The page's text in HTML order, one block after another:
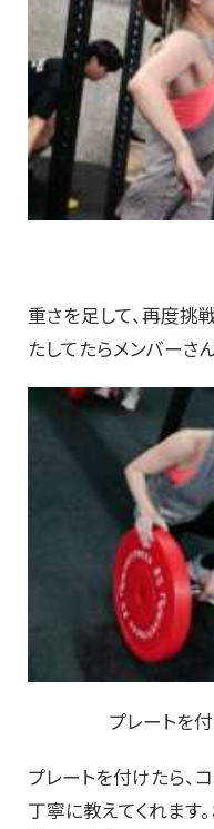
重さを足して、再度挑
たしてたらメンバーさ
プレートを
プレートを付けたら、
丁寧に教えてくれます